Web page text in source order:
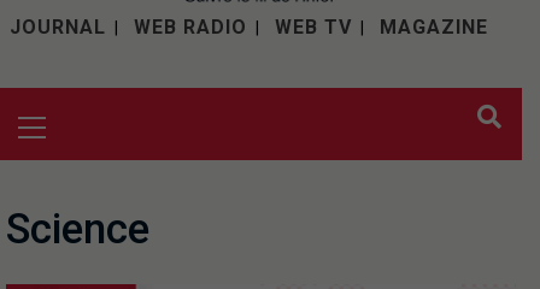
JOURNAL WEB RADIO WEB TV MAGAZINE
Science